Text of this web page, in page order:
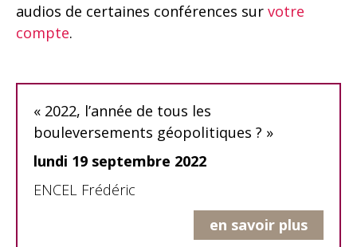
audios de certaines conférences sur votre
compte.
« 2022, l’année de tous les
bouleversements géopolitiques ? »
lundi 19 septembre 2022
ENCEL Frédéric
en savoir plus